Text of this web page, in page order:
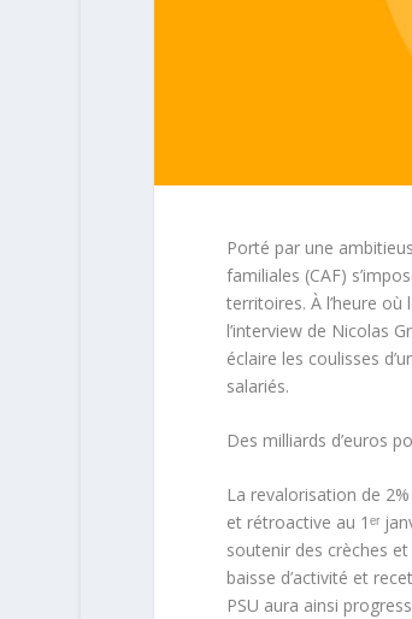
Porté par une
familiales (CAF)
territoires. À l’heure
l’interview de Nicolas
éclaire les coulisses
salariés.
Des milliards d’euros
La revalorisation de
et rétroactive au 1ᵉʳ
soutenir des crèches
baisse d’activité et
PSU aura ainsi